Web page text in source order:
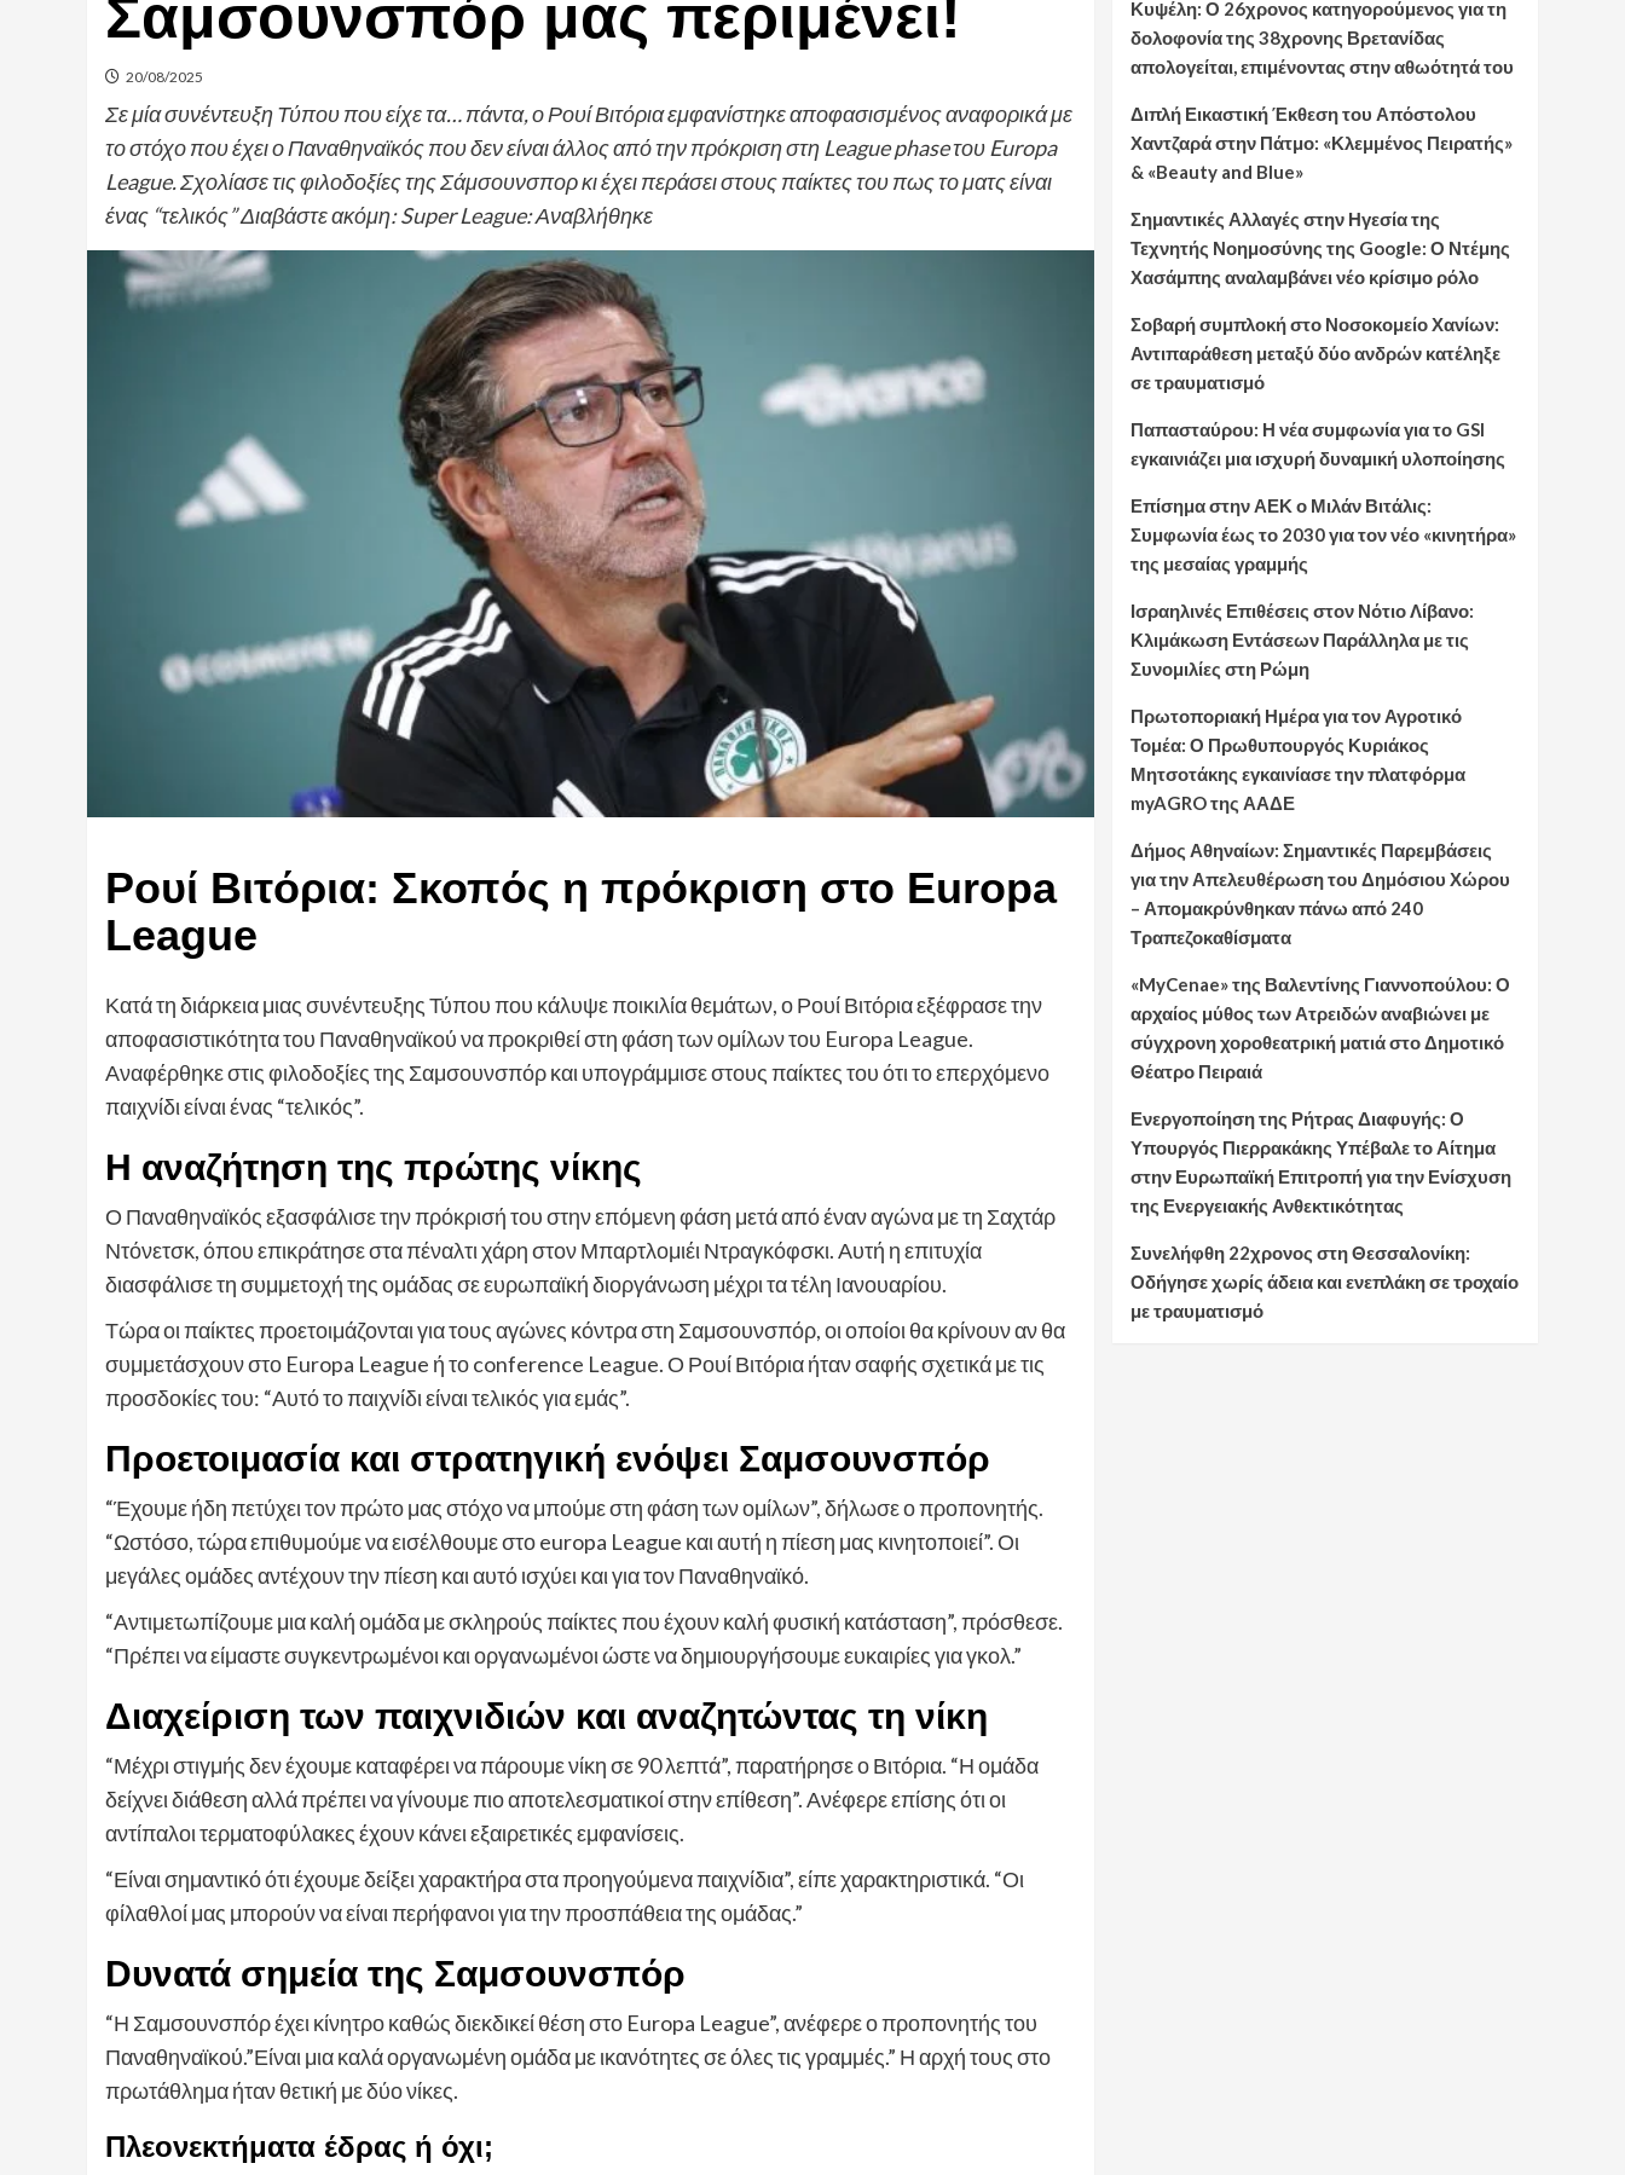
Σαμσουνσπόρ μας περιμένει!
20/08/2025
Σε μία συνέντευξη Τύπου που είχε τα… πάντα, ο Ρουί Βιτόρια εμφανίστηκε αποφασισμένος αναφορικά με
το στόχο που έχει ο Παναθηναϊκός που δεν είναι άλλος από την πρόκριση στη League phase του Europa
League. Σχολίασε τις φιλοδοξίες της Σάμσουνσπορ κι έχει περάσει στους παίκτες του πως το ματς είναι
ένας “τελικός” Διαβάστε ακόμη: Super League: Αναβλήθηκε
Ρουί Βιτόρια: Σκοπός η πρόκριση στο Europa
League
Κατά τη διάρκεια μιας συνέντευξης Τύπου που κάλυψε ποικιλία θεμάτων, ο Ρουί Βιτόρια εξέφρασε την
αποφασιστικότητα του Παναθηναϊκού να προκριθεί στη φάση των ομίλων του Europa League.
Αναφέρθηκε στις φιλοδοξίες της Σαμσουνσπόρ και υπογράμμισε στους παίκτες του ότι το επερχόμενο
παιχνίδι είναι ένας “τελικός”.
Η αναζήτηση της πρώτης νίκης
Ο Παναθηναϊκός εξασφάλισε την πρόκρισή του στην επόμενη φάση μετά από έναν αγώνα με τη Σαχτάρ
Ντόνετσκ, όπου επικράτησε στα πέναλτι χάρη στον Μπαρτλομιέι Ντραγκόφσκι. Αυτή η επιτυχία
διασφάλισε τη συμμετοχή της ομάδας σε ευρωπαϊκή διοργάνωση μέχρι τα τέλη Ιανουαρίου.
Τώρα οι παίκτες προετοιμάζονται για τους αγώνες κόντρα στη Σαμσουνσπόρ, οι οποίοι θα κρίνουν αν θα
συμμετάσχουν στο Europa League ή το conference League. Ο Ρουί Βιτόρια ήταν σαφής σχετικά με τις
προσδοκίες του: “Αυτό το παιχνίδι είναι τελικός για εμάς”.
Προετοιμασία και στρατηγική ενόψει Σαμσουνσπόρ
“Έχουμε ήδη πετύχει τον πρώτο μας στόχο να μπούμε στη φάση των ομίλων”, δήλωσε ο προπονητής.
“Ωστόσο, τώρα επιθυμούμε να εισέλθουμε στο europa League και αυτή η πίεση μας κινητοποιεί”. Οι
μεγάλες ομάδες αντέχουν την πίεση και αυτό ισχύει και για τον Παναθηναϊκό.
“Αντιμετωπίζουμε μια καλή ομάδα με σκληρούς παίκτες που έχουν καλή φυσική κατάσταση”, πρόσθεσε.
“Πρέπει να είμαστε συγκεντρωμένοι και οργανωμένοι ώστε να δημιουργήσουμε ευκαιρίες για γκολ.”
Διαχείριση των παιχνιδιών και αναζητώντας τη νίκη
“Μέχρι στιγμής δεν έχουμε καταφέρει να πάρουμε νίκη σε 90 λεπτά”, παρατήρησε ο Βιτόρια. “Η ομάδα
δείχνει διάθεση αλλά πρέπει να γίνουμε πιο αποτελεσματικοί στην επίθεση”. Ανέφερε επίσης ότι οι
αντίπαλοι τερματοφύλακες έχουν κάνει εξαιρετικές εμφανίσεις.
“Είναι σημαντικό ότι έχουμε δείξει χαρακτήρα στα προηγούμενα παιχνίδια”, είπε χαρακτηριστικά. “Οι
φίλαθλοί μας μπορούν να είναι περήφανοι για την προσπάθεια της ομάδας.”
Dυνατά σημεία της Σαμσουνσπόρ
“Η Σαμσουνσπόρ έχει κίνητρο καθώς διεκδικεί θέση στο Europa League”, ανέφερε ο προπονητής του
Παναθηναϊκού.”Είναι μια καλά οργανωμένη ομάδα με ικανότητες σε όλες τις γραμμές.” Η αρχή τους στο
πρωτάθλημα ήταν θετική με δύο νίκες.
Πλεονεκτήματα έδρας ή όχι;
Κυψέλη: Ο 26χρονος κατηγορούμενος για τη
δολοφονία της 38χρονης Βρετανίδας
απολογείται, επιμένοντας στην αθωότητά του
Διπλή Εικαστική Έκθεση του Απόστολου
Χαντζαρά στην Πάτμο: «Κλεμμένος Πειρατής»
& «Beauty and Blue»
Σημαντικές Αλλαγές στην Ηγεσία της
Τεχνητής Νοημοσύνης της Google: Ο Ντέμης
Χασάμπης αναλαμβάνει νέο κρίσιμο ρόλο
Σοβαρή συμπλοκή στο Νοσοκομείο Χανίων:
Αντιπαράθεση μεταξύ δύο ανδρών κατέληξε
σε τραυματισμό
Παπασταύρου: Η νέα συμφωνία για το GSI
εγκαινιάζει μια ισχυρή δυναμική υλοποίησης
Επίσημα στην ΑΕΚ ο Μιλάν Βιτάλις:
Συμφωνία έως το 2030 για τον νέο «κινητήρα»
της μεσαίας γραμμής
Ισραηλινές Επιθέσεις στον Νότιο Λίβανο:
Κλιμάκωση Εντάσεων Παράλληλα με τις
Συνομιλίες στη Ρώμη
Πρωτοποριακή Ημέρα για τον Αγροτικό
Τομέα: Ο Πρωθυπουργός Κυριάκος
Μητσοτάκης εγκαινίασε την πλατφόρμα
myAGRO της ΑΑΔΕ
Δήμος Αθηναίων: Σημαντικές Παρεμβάσεις
για την Απελευθέρωση του Δημόσιου Χώρου
– Απομακρύνθηκαν πάνω από 240
Τραπεζοκαθίσματα
«MyCenae» της Βαλεντίνης Γιαννοπούλου: Ο
αρχαίος μύθος των Ατρειδών αναβιώνει με
σύγχρονη χοροθεατρική ματιά στο Δημοτικό
Θέατρο Πειραιά
Ενεργοποίηση της Ρήτρας Διαφυγής: Ο
Υπουργός Πιερρακάκης Υπέβαλε το Αίτημα
στην Ευρωπαϊκή Επιτροπή για την Ενίσχυση
της Ενεργειακής Ανθεκτικότητας
Συνελήφθη 22χρονος στη Θεσσαλονίκη:
Οδήγησε χωρίς άδεια και ενεπλάκη σε τροχαίο
με τραυματισμό